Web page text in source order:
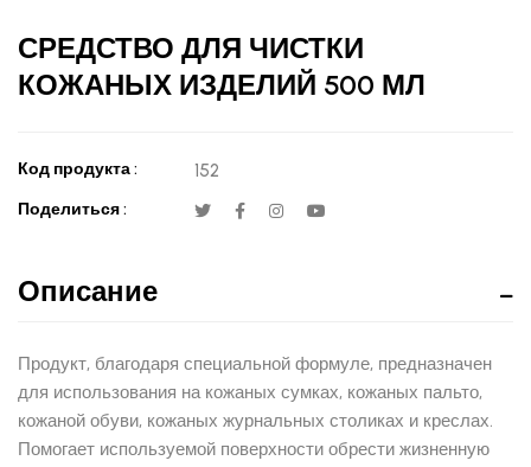
СРЕДСТВО ДЛЯ ЧИСТКИ
КОЖАНЫХ ИЗДЕЛИЙ 500 МЛ
Код продукта : 152
Поделиться :
Описание
Продукт, благодаря специальной формуле, предназначен
для использования на кожаных сумках, кожаных пальто,
кожаной обуви, кожаных журнальных столиках и креслах.
Помогает используемой поверхности обрести жизненную